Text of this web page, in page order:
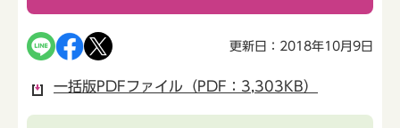
更新日：2018年10月9日
一括版PDFファイル（PDF：3,303KB）